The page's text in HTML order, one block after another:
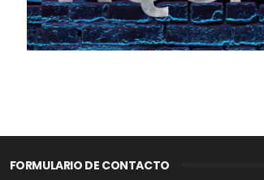
FORMULARIO DE CONTACTO